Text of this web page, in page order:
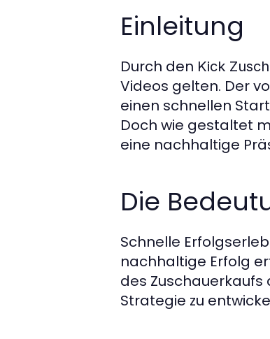
Einleitung
Durch den Kick
Videos gelten. Der
einen schnellen
Doch wie gestaltet
eine nachhaltige
Die
Schnelle
nachhaltige Erfolg
des
Strategie zu